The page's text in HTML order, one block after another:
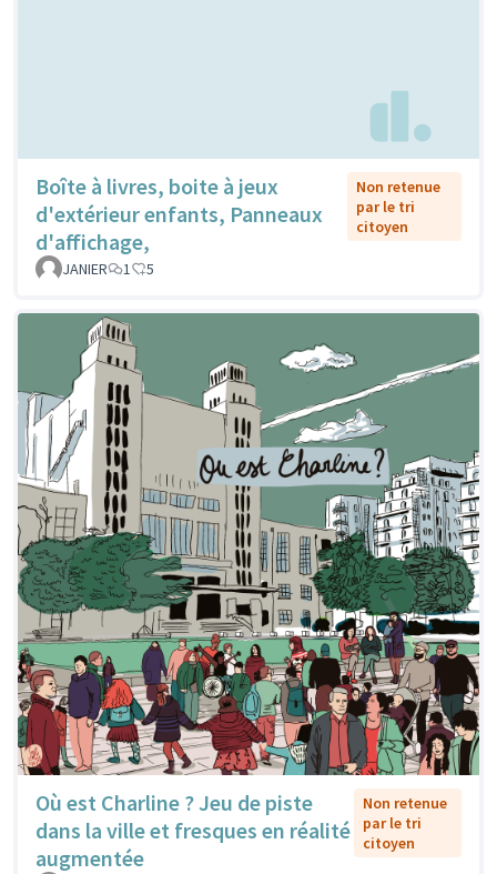
Boîte à livres, boite à jeux
d'extérieur enfants, Panneaux
d'affichage,
Non retenue
par le tri
citoyen
JANIER 1 5
Où est Charline ? Jeu de piste
dans la ville et fresques en réalité
augmentée
Non retenue
par le tri
citoyen